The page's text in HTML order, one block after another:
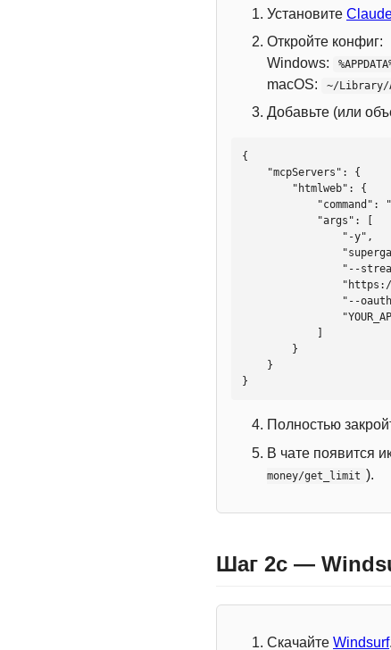
Установите
Откройте конфиг:
Windows:
macOS: ~/Library/
Добавьте (или
{
}
Полностью
В чате появится
money/get_limit ).
Шаг 2c —
Скачайте Windsurf.